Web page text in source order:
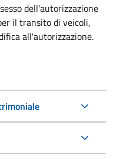
dell'autorizzazione
il transito di veicoli,
all'autorizzazione.